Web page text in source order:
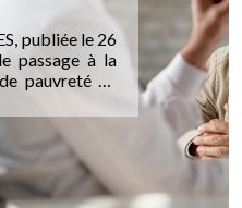
publiée le 26
passage à la
pauvreté de
qui masque
d'inégalités